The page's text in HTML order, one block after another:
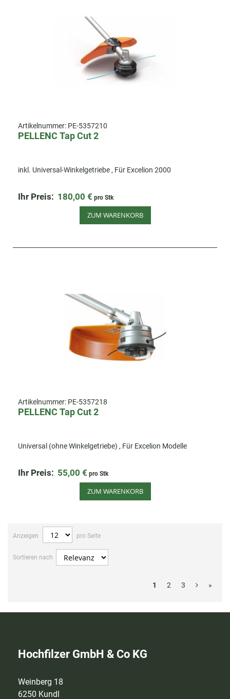
Artikelnummer: PE-5357210
PELLENC Tap Cut 2
inkl. Universal-Winkelgetriebe , Für Excelion 2000
Ihr Preis: 180,00 € pro Stk
ZUM WARENKORB
Artikelnummer: PE-5357218
PELLENC Tap Cut 2
Universal (ohne Winkelgetriebe) , Für Excelion Modelle
Ihr Preis: 55,00 € pro Stk
ZUM WARENKORB
Anzeigen pro Seite
Sortieren nach
1 2 3 »
Hochfilzer GmbH & Co KG
Weinberg 18
6250 Kundl